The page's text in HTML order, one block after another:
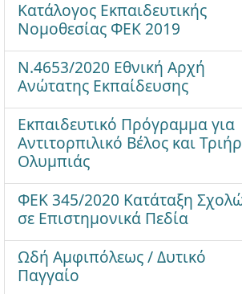
Κατάλογος Εκπαιδευτικής
Νομοθεσίας ΦΕΚ 2019
Ν.4653/2020 Εθνική Αρχή
Ανώτατης Εκπαίδευσης
Εκπαιδευτικό Πρόγραμμα για
Αντιτορπιλικό Βέλος και
Ολυμπιάς
ΦΕΚ 345/2020 Κατάταξη
σε Επιστημονικά Πεδία
Ωδή Αμφιπόλεως / Δυτικό
Παγγαίο